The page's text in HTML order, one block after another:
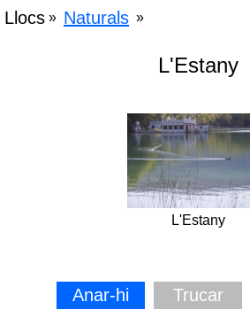
Llocs » Naturals »
L'Estany
L'Estany
Anar-hi Trucar